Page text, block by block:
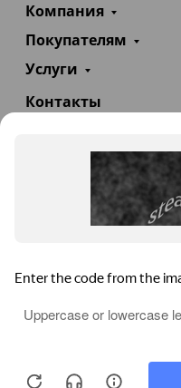
Компания
Покупателям
Услуги
Контакты
info@teploexpert.com
Пн—Сб 09:00 – 18:00
TeploExpert.com ©
систем отопления,